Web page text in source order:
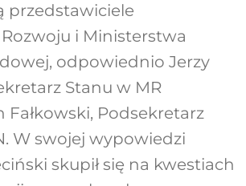
przedstawiciele
i Ministerstwa
odpowiednio Jerzy
Stanu w MR
Fałkowski, Podsekretarz
W swojej wypowiedzi
skupił się na kwestiach